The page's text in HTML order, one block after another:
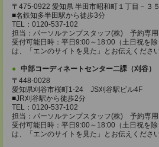
〒475-0922 愛知県 半田市昭和町１丁目－３
■名鉄知多半田駅から徒歩3分
TEL：0120-537-102
担当：パーソルテンプスタッフ(株) 予約専
受付可能日時：平日9:00～18:00（土日祝を
は、「エンのサイトを見た」とお伝えくださ
中部コーディネートセンター二課（刈谷）
〒448-0028
愛知県刈谷市桜町1-24 JS刈谷駅ビル4F
■JR刈谷駅から徒歩2分
TEL：0120-537-102
担当：パーソルテンプスタッフ(株) 予約専
受付可能日時：平日9:00～18:00（土日祝を
は、「エンのサイトを見た」とお伝えくださ